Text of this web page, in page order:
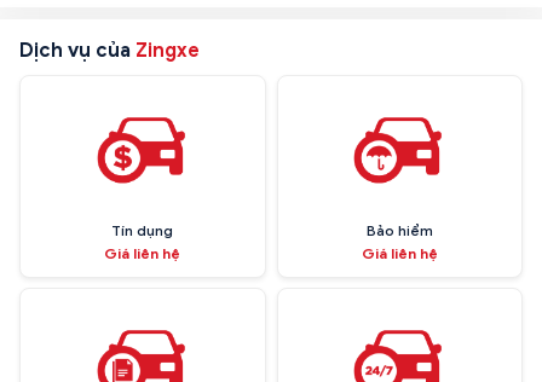
Dịch vụ của Zingxe
Tín dụng
Giá liên hệ
Bảo hiểm
Giá liên hệ